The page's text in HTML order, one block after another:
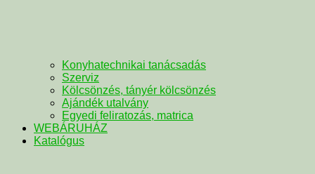
Konyhatechnikai tanácsadás
Szerviz
Kölcsönzés, tányér kölcsönzés
Ajándék utalvány
Egyedi feliratozás, matrica
WEBÁRUHÁZ
Katalógus